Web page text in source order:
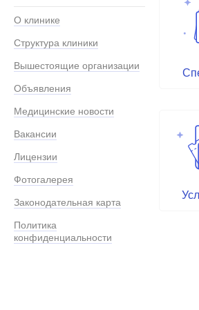
О клинике
Структура клиники
Вышестоящие организации
Объявления
Медицинские новости
Вакансии
Лицензии
Фотогалерея
Законодательная карта
Политика
конфиденциальности